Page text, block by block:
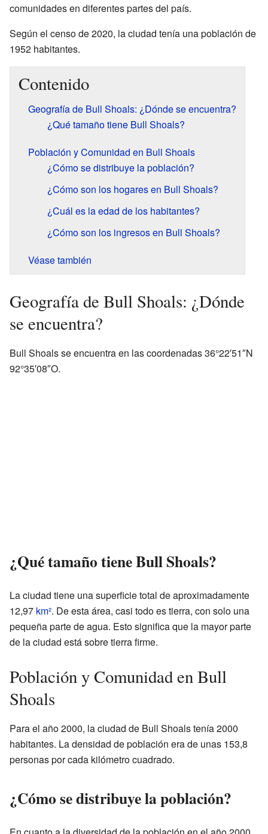
comunidades en diferentes partes del país.
Según el censo de 2020, la ciudad tenía una población de
1952 habitantes.
Contenido
Geografía de Bull Shoals: ¿Dónde se encuentra?
¿Qué tamaño tiene Bull Shoals?
Población y Comunidad en Bull Shoals
¿Cómo se distribuye la población?
¿Cómo son los hogares en Bull Shoals?
¿Cuál es la edad de los habitantes?
¿Cómo son los ingresos en Bull Shoals?
Véase también
Geografía de Bull Shoals: ¿Dónde
se encuentra?
Bull Shoals se encuentra en las coordenadas 36°22′51″N
92°35′08″O.
¿Qué tamaño tiene Bull Shoals?
La ciudad tiene una superficie total de aproximadamente
12,97 km². De esta área, casi todo es tierra, con solo una
pequeña parte de agua. Esto significa que la mayor parte
de la ciudad está sobre tierra firme.
Población y Comunidad en Bull
Shoals
Para el año 2000, la ciudad de Bull Shoals tenía 2000
habitantes. La densidad de población era de unas 153,8
personas por cada kilómetro cuadrado.
¿Cómo se distribuye la población?